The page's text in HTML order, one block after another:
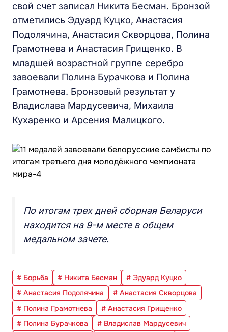
свой счет записал Никита Бесман. Бронзой
отметились Эдуард Куцко, Анастасия
Подолячина, Анастасия Скворцова, Полина
Грамотнева и Анастасия Грищенко. В
младшей возрастной группе серебро
завоевали Полина Бурачкова и Полина
Грамотнева. Бронзовый результат у
Владислава Мардусевича, Михаила
Кухаренко и Арсения Малицкого.
По итогам трех дней сборная Беларуси
находится на 9-м месте в общем
медальном зачете.
# Борьба # Никита Бесман
# Эдуард Куцко
# Анастасия Подолячина
# Анастасия Скворцова
# Полина Грамотнева
# Анастасия Грищенко
# Полина Бурачкова
# Владислав Мардусевич